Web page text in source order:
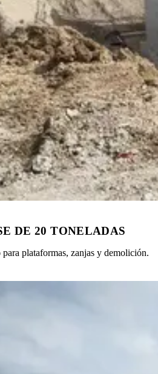
DE 20 TONELADAS
plataformas, zanjas y demolición.